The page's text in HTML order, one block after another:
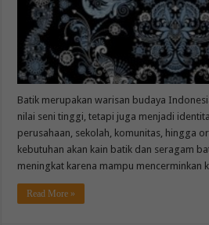
Batik merupakan warisan budaya
nilai seni tinggi, tetapi juga menjadi
perusahaan, sekolah, komunitas, hingga
kebutuhan akan kain batik dan seragam
meningkat karena mampu mencerminkan
Read More »